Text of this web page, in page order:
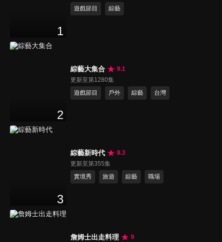
1
遊戲節目
綜藝
2
綜藝大集合
9.1
更新至第1280集
遊戲節目
戶外 綜藝 台灣
3
綜藝新時代
8.3
更新至第355集
實境秀
旅遊 綜藝 職場
詹姆士出走料理
9